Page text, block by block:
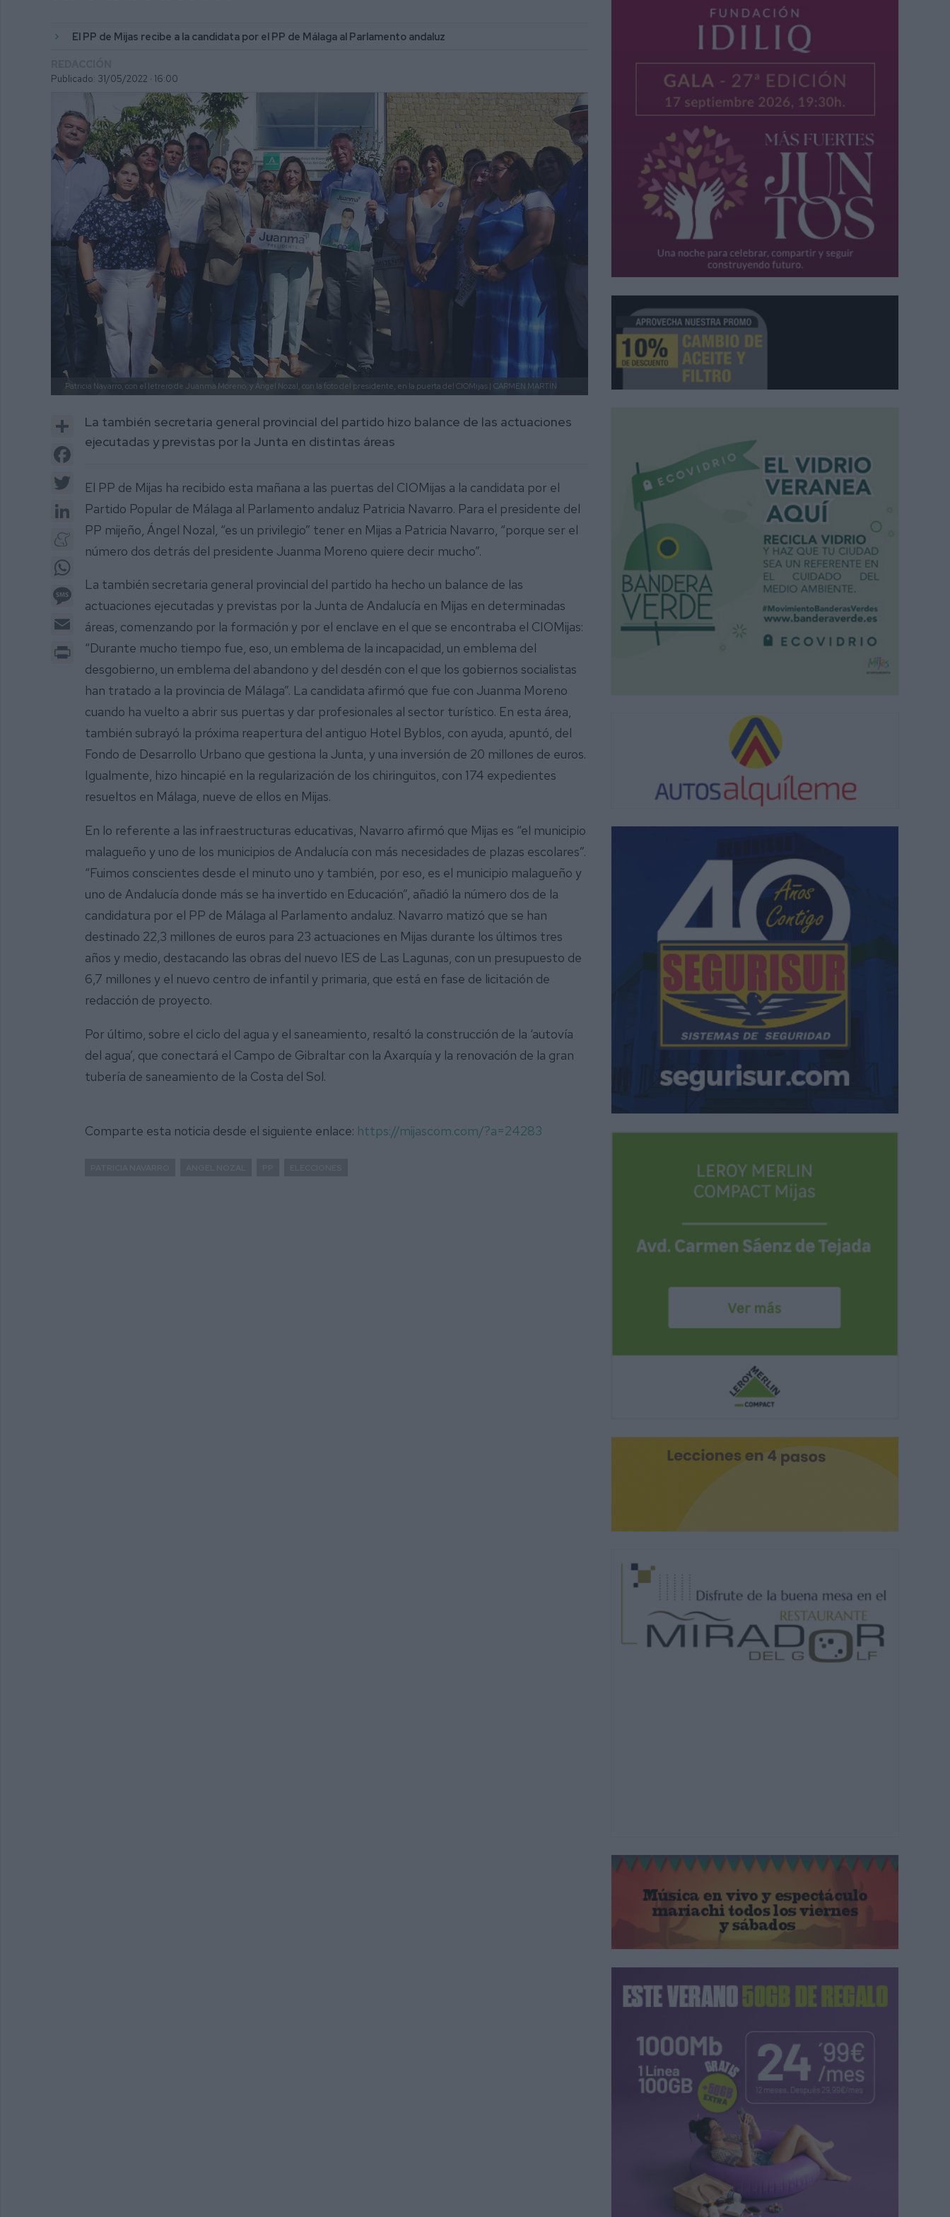
El PP de Mijas recibe a la candidata por el PP de Málaga al Parlamento andaluz
Publicado: 31/05/2022 · 16:00
Patricia Navarro, con el letrero de Juanma Moreno, y Ángel Nozal, con la foto del presidente, en la puerta del CIOMijas | CARMEN MARTÍN
Share
Facebook
LinkedIn
Meneame
Message
Print
La también secretaria general provincial del partido hizo balance de las actuaciones
ejecutadas y previstas por la Junta en distintas áreas
El PP de Mijas ha recibido esta mañana a las puertas del CIOMijas a la candidata por el
Partido Popular de Málaga al Parlamento andaluz Patricia Navarro. Para el presidente del
PP mijeño, Ángel Nozal, “es un privilegio” tener en Mijas a Patricia Navarro, “porque ser el
número dos detrás del presidente Juanma Moreno quiere decir mucho”.
La también secretaria general provincial del partido ha hecho un balance de las
actuaciones ejecutadas y previstas por la Junta de Andalucía en Mijas en determinadas
áreas, comenzando por la formación y por el enclave en el que se encontraba el CIOMijas:
“Durante mucho tiempo fue, eso, un emblema de la incapacidad, un emblema del
desgobierno, un emblema del abandono y del desdén con el que los gobiernos socialistas
han tratado a la provincia de Málaga”. La candidata afirmó que fue con Juanma Moreno
cuando ha vuelto a abrir sus puertas y dar profesionales al sector turístico. En esta área,
también subrayó la próxima reapertura del antiguo Hotel Byblos, con ayuda, apuntó, del
Fondo de Desarrollo Urbano que gestiona la Junta, y una inversión de 20 millones de euros.
Igualmente, hizo hincapié en la regularización de los chiringuitos, con 174 expedientes
resueltos en Málaga, nueve de ellos en Mijas.
En lo referente a las infraestructuras educativas, Navarro afirmó que Mijas es “el municipio
malagueño y uno de los municipios de Andalucía con más necesidades de plazas escolares”.
“Fuimos conscientes desde el minuto uno y también, por eso, es el municipio malagueño y
uno de Andalucía donde más se ha invertido en Educación”, añadió la número dos de la
candidatura por el PP de Málaga al Parlamento andaluz. Navarro matizó que se han
destinado 22,3 millones de euros para 23 actuaciones en Mijas durante los últimos tres
años y medio, destacando las obras del nuevo IES de Las Lagunas, con un presupuesto de
6,7 millones y el nuevo centro de infantil y primaria, que está en fase de licitación de
redacción de proyecto.
Por último, sobre el ciclo del agua y el saneamiento, resaltó la construcción de la ‘autovía
del agua’, que conectará el Campo de Gibraltar con la Axarquía y la renovación de la gran
tubería de saneamiento de la Costa del Sol.
Comparte esta noticia desde el siguiente enlace: https://mijascom.com/?a=24283